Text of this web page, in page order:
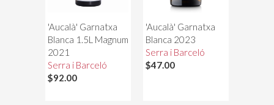
'Aucalà' Garnatxa
Blanca 1.5L Magnum
2021
Serra i Barceló
$92.00
'Aucalà' Garnatxa
Blanca 2023
Serra i Barceló
$47.00